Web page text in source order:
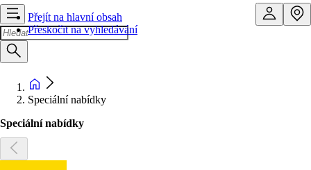
Přejít na hlavní obsah
Přeskočit na vyhledávání
Speciální nabídky
Speciální nabídky